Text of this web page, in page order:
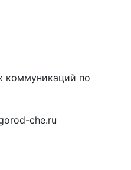
коммуникаций по
che.ru